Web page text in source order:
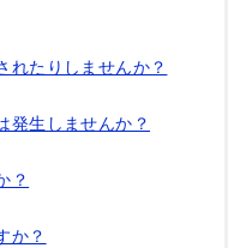
たりしませんか？
生しませんか？
？
か？